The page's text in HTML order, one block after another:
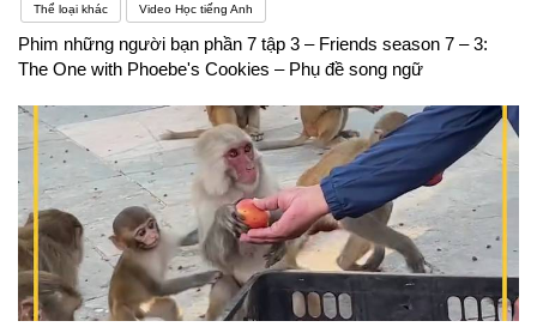
Thể loại khác Video Học tiếng Anh
Phim những người bạn phần 7 tập 3 – Friends season 7 – 3:
The One with Phoebe's Cookies – Phụ đề song ngữ